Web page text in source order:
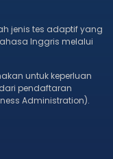
jenis tes adaptif yang
Inggris melalui
untuk keperluan
pendaftaran
Administration).